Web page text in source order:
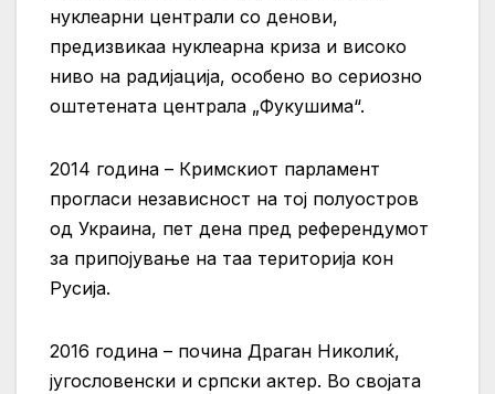
нуклеарни централи со денови,
предизвикаа нуклеарна криза и високо
ниво на радијација, особено во сериозно
оштетената централа „Фукушима“.
2014 година – Кримскиот парламент
прогласи независност на тој полуостров
од Украина, пет дена пред референдумот
за припојување на таа територија кон
Русија.
2016 година – почина Драган Николиќ,
југословенски и српски актер. Во својата